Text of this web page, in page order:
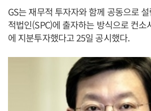
GS는 재무적 투자자와 함께 공동으로
적법인(SPC)에 출자하는 방식으로 컨소
에 지분투자했다고 25일 공시했다.